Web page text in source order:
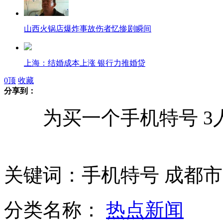
山西火锅店爆炸事故伤者忆惨剧瞬间
上海：结婚成本上涨 银行力推婚贷
“官员不雅视频”爆料人配合调查
肯德基原料鸡饲料被曝可毒死苍蝇
少女捐赠器官 卫生部副部长亲自操刀
0顶 收藏
分享到：
为买一个手机特号 3
关键词：手机特号 成都
分类名称： 热点新闻